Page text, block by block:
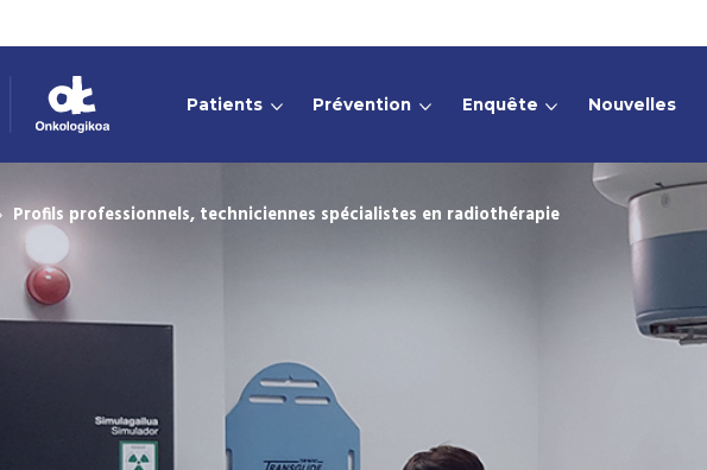
Rechercher :
Patients Prévention Enquête Nouvelles
Profils professionnels, techniciennes spécialistes en radiothérapie